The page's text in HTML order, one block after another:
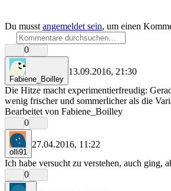
Du musst angemeldet sein, um einen
0
Fabiene_Boilley
13.09.2016, 21:30
Die Hitze macht experimentierfreudig:
wenig frischer und sommerlicher als die
Bearbeitet von Fabiene_Boilley
0
olli91
27.04.2016, 11:22
Ich habe versucht zu verstehen, auch ging,
0